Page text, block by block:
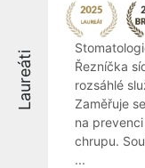
Laureáti
Řezníčka
rozsáhlé
Zaměřuje
na
chrupu.
...